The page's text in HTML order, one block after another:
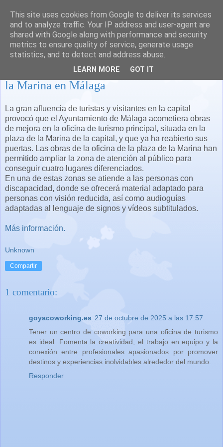
Reabre la oficina de turismo de la plaza de
la Marina en Málaga
La gran afluencia de turistas y visitantes en la capital
provocó que el Ayuntamiento de Málaga acometiera obras
de mejora en la oficina de turismo principal, situada en la
plaza de la Marina de la capital, y que ya ha reabierto sus
puertas. Las obras de la oficina de la plaza de la Marina han
permitido ampliar la zona de atención al público para
conseguir cuatro lugares diferenciados.
En una de estas zonas se atiende a las personas con
discapacidad, donde se ofrecerá material adaptado para
personas con visión reducida, así como audioguías
adaptadas al lenguaje de signos y vídeos subtitulados.
Más información.
Unknown
Compartir
1 comentario:
goyacoworking.es 27 de octubre de 2025 a las 17:57
Tener un centro de coworking para una oficina de turismo
es ideal. Fomenta la creatividad, el trabajo en equipo y la
conexión entre profesionales apasionados por promover
destinos y experiencias inolvidables alrededor del mundo.
Responder
This site uses cookies from Google to deliver its services
and to analyze traffic. Your IP address and user-agent are
shared with Google along with performance and security
metrics to ensure quality of service, generate usage
statistics, and to detect and address abuse.
LEARN MORE GOT IT